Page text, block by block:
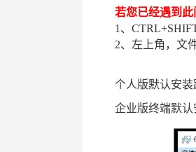
若您已经遇到此
1、
2、左上角，文
个人版默认安装
企业版终端默认